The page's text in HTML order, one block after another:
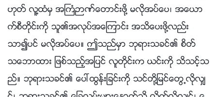
ဟုတ္ လူ႔ထံမွ အႀကံဉာဏ္ေတာင္းဖို႔ မလိုအပ္ေပ၊ အေယာ
က္စီတိုင္းကို သူ၏အလုပ္အေၾကာင္း အသိေပးဖို႔လည္း
သာ၍ပင္ မလိုအပ္ေပ။ ဤသည္မွာ ဘုရားသခင္၏ စိတ္
သေဘာထား ျဖစ္သည့္အျပင္ လူတိုင္းက ယင္းကို သိသင့္သ
ည္။ ဘုရားသခင္၏ ေပၚထြန္းျခင္းကို သင္တို႔ျမင္ေတြ႕လိုလွ်